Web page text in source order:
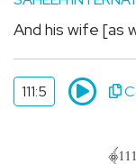
And his wife [as
111:5
﴾